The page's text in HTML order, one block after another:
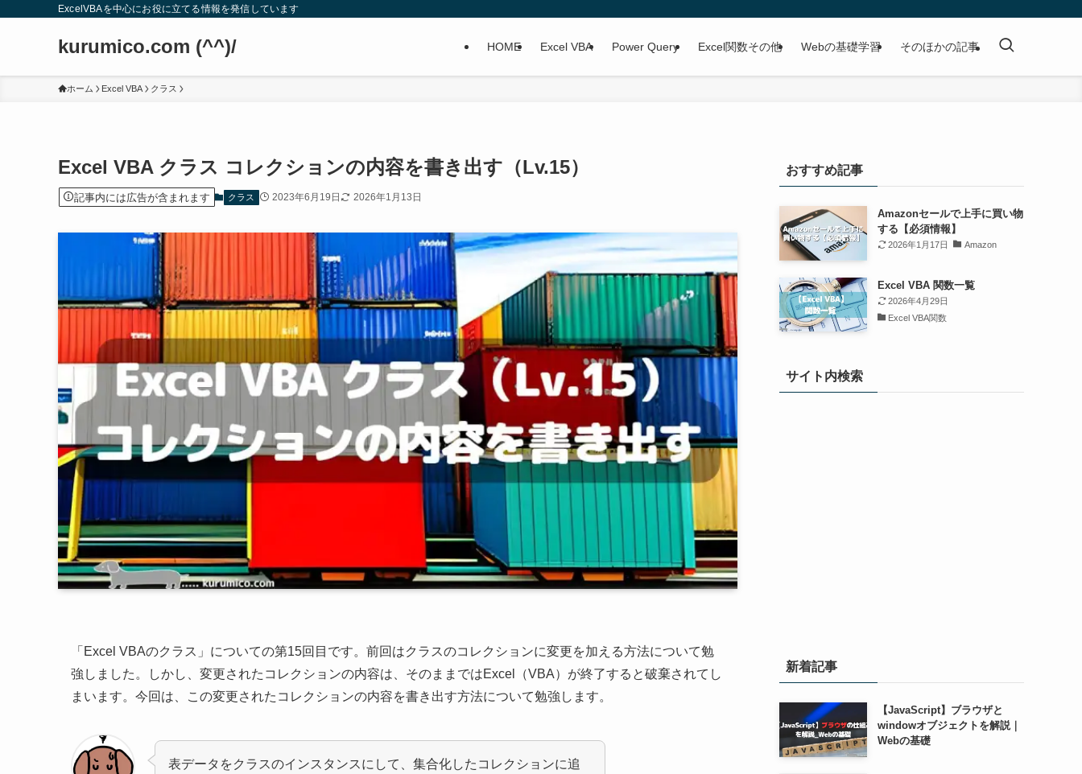
ExcelVBAを中心にお役に立てる情報を発信しています
kurumico.com (^^)/ HOME Excel VBA Power Query Excel関数その他 Webの基礎学習 そのほかの記事
ホーム Excel VBA クラス
Excel VBA クラス コレクションの内容を書き出す（Lv.15）
記事内には広告が含まれます クラス 2023年6月19日 2026年1月13日
「Excel VBAのクラス」についての第15回目です。前回はクラスのコレクションに変更を加える方法について勉
強しました。しかし、変更されたコレクションの内容は、そのままではExcel（VBA）が終了すると破棄されてし
まいます。今回は、この変更されたコレクションの内容を書き出す方法について勉強します。
表データをクラスのインスタンスにして、集合化したコレクションに追
おすすめ記事
Amazonセールで上手に買い物
する【必須情報】
2026年1月17日 Amazon
Excel VBA 関数一覧
2026年4月29日
Excel VBA関数
サイト内検索
新着記事
【JavaScript】ブラウザと
windowオブジェクトを解説｜
Webの基礎